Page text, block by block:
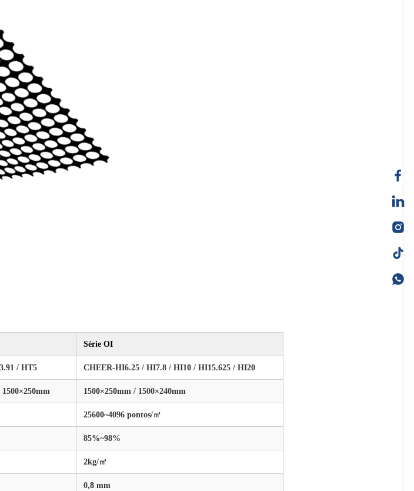
Série OI
/ HT5 CHEER-HI6.25 / HI7.8 / HI10 / HI15.625 / HI20
1500×250mm / 1500×240mm
25600~4096 pontos/㎡
85%~98%
2kg/㎡
0,8 mm